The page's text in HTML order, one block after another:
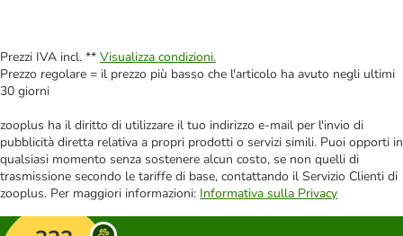
Prezzi IVA incl. ** Visualizza condizioni.
Prezzo regolare = il prezzo più basso che l'articolo ha avuto negli ultimi
30 giorni
zooplus ha il diritto di utilizzare il tuo indirizzo e-mail per l'invio di
pubblicità diretta relativa a propri prodotti o servizi simili. Puoi opporti in
qualsiasi momento senza sostenere alcun costo, se non quelli di
trasmissione secondo le tariffe di base, contattando il Servizio Clienti di
zooplus. Per maggiori informazioni: Informativa sulla Privacy